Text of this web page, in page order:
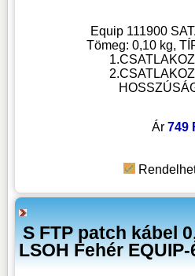
Equip 111900
Tömeg: 0,10 kg,
Ár 749
S FTP patch kábel
LSOH Fehér